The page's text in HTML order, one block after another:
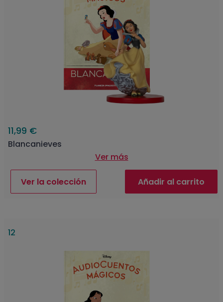
11,99 €
Blancanieves
Ver más
Ver la colección Añadir al carrito
12